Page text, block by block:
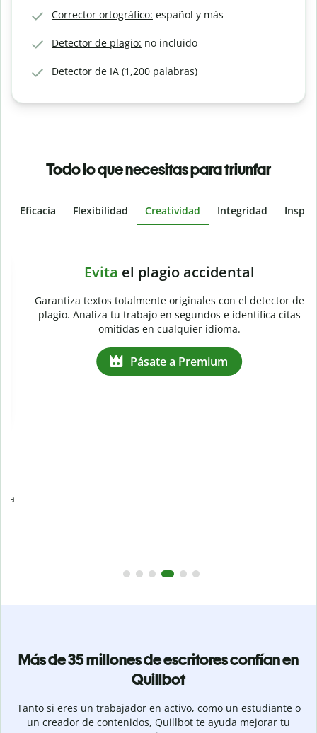
Corrector ortográfico: español y más
Detector de plagio: no incluido
Detector de IA (1,200 palabras)
Todo lo que necesitas para triunfar
Eficacia Flexibilidad Creatividad Integridad
Más de 35 millones de escritores confían en
Quillbot
Tanto si eres un trabajador en activo, como un estudiante o
un creador de contenidos, Quillbot te ayuda mejorar tu